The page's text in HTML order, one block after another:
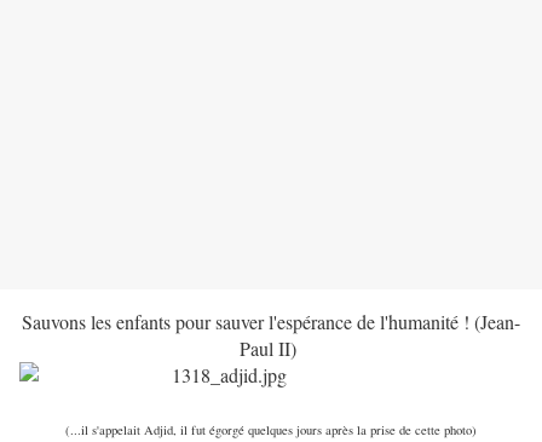
Sauvons les enfants pour sauver l'espérance de l'humanité ! (Jean-
Paul II)
(...il s'appelait Adjid, il fut égorgé quelques jours après la prise de cette photo)